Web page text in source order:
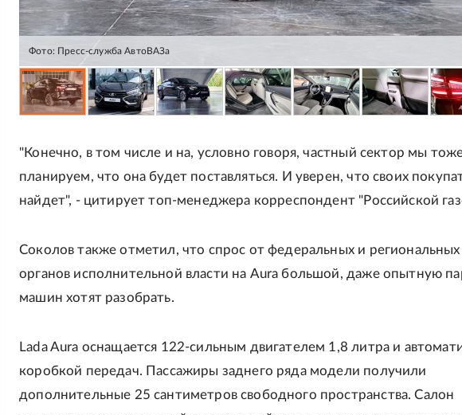
Фото: Пресс-служба АвтоВАЗа
"Конечно, в том числе и на, условно говоря, частный сектор мы
планируем, что она будет поставляться. И уверен, что своих
найдет", - цитирует топ-менеджера корреспондент "Российской
Соколов также отметил, что спрос от федеральных и региональных
органов исполнительной власти на Aura большой, даже опытную
машин хотят разобрать.
Lada Aura оснащается 122-сильным двигателем 1,8 литра и
коробкой передач. Пассажиры заднего ряда модели получили
дополнительные 25 сантиметров свободного пространства. Салон